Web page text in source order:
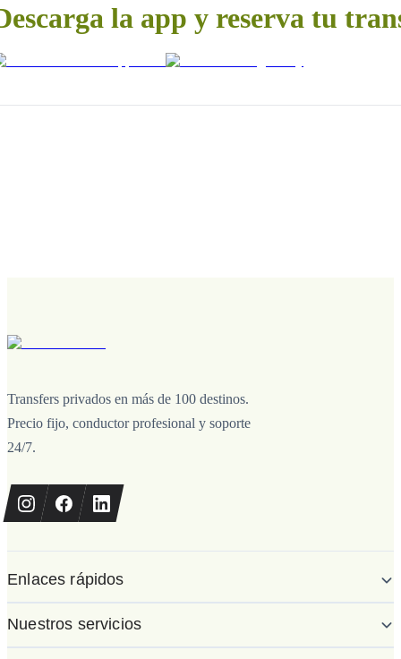
la app y reserva tu
Transfers privados en más de 100 destinos.
Precio fijo, conductor profesional y soporte
24/7.
Enlaces rápidos
Nuestros servicios